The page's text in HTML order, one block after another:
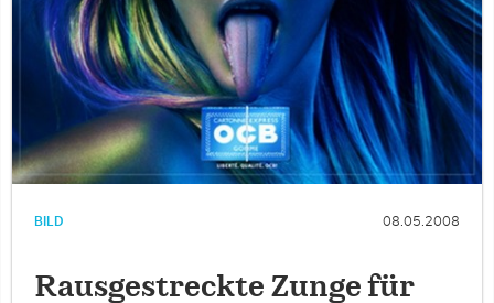
BILD 08.05.2008
Rausgestreckte Zunge für